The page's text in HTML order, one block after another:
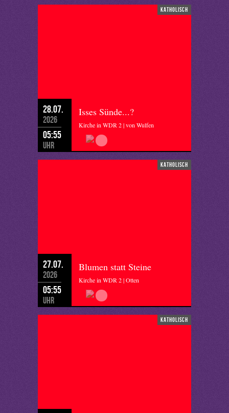
katholisch
28.07.
2026
05:55
Uhr
Isses Sünde...?
Kirche in WDR 2 | von Wulfen
katholisch
27.07.
2026
05:55
Uhr
Blumen statt Steine
Kirche in WDR 2 | Otten
katholisch